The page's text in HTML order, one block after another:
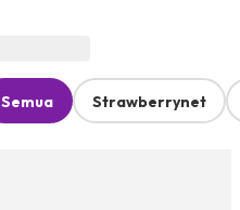
Semua Strawberrynet